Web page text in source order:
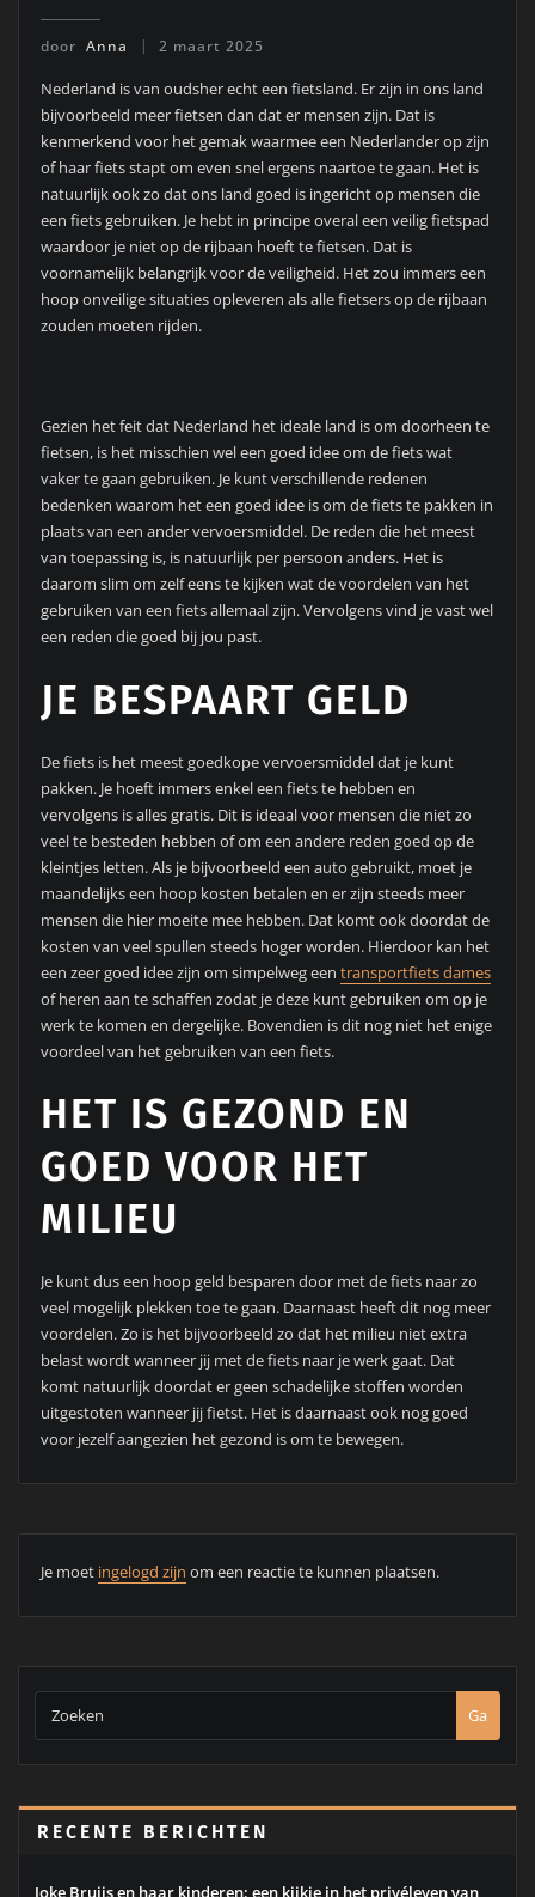
door Anna 2 maart 2025
Nederland is van oudsher echt een fietsland. Er zijn in ons land
bijvoorbeeld meer fietsen dan dat er mensen zijn. Dat is
kenmerkend voor het gemak waarmee een Nederlander op zijn
of haar fiets stapt om even snel ergens naartoe te gaan. Het is
natuurlijk ook zo dat ons land goed is ingericht op mensen die
een fiets gebruiken. Je hebt in principe overal een veilig fietspad
waardoor je niet op de rijbaan hoeft te fietsen. Dat is
voornamelijk belangrijk voor de veiligheid. Het zou immers een
hoop onveilige situaties opleveren als alle fietsers op de rijbaan
zouden moeten rijden.
Gezien het feit dat Nederland het ideale land is om doorheen te
fietsen, is het misschien wel een goed idee om de fiets wat
vaker te gaan gebruiken. Je kunt verschillende redenen
bedenken waarom het een goed idee is om de fiets te pakken in
plaats van een ander vervoersmiddel. De reden die het meest
van toepassing is, is natuurlijk per persoon anders. Het is
daarom slim om zelf eens te kijken wat de voordelen van het
gebruiken van een fiets allemaal zijn. Vervolgens vind je vast wel
een reden die goed bij jou past.
JE BESPAART GELD
De fiets is het meest goedkope vervoersmiddel dat je kunt
pakken. Je hoeft immers enkel een fiets te hebben en
vervolgens is alles gratis. Dit is ideaal voor mensen die niet zo
veel te besteden hebben of om een andere reden goed op de
kleintjes letten. Als je bijvoorbeeld een auto gebruikt, moet je
maandelijks een hoop kosten betalen en er zijn steeds meer
mensen die hier moeite mee hebben. Dat komt ook doordat de
kosten van veel spullen steeds hoger worden. Hierdoor kan het
een zeer goed idee zijn om simpelweg een transportfiets dames
of heren aan te schaffen zodat je deze kunt gebruiken om op je
werk te komen en dergelijke. Bovendien is dit nog niet het enige
voordeel van het gebruiken van een fiets.
HET IS GEZOND EN
GOED VOOR HET
MILIEU
Je kunt dus een hoop geld besparen door met de fiets naar zo
veel mogelijk plekken toe te gaan. Daarnaast heeft dit nog meer
voordelen. Zo is het bijvoorbeeld zo dat het milieu niet extra
belast wordt wanneer jij met de fiets naar je werk gaat. Dat
komt natuurlijk doordat er geen schadelijke stoffen worden
uitgestoten wanneer jij fietst. Het is daarnaast ook nog goed
voor jezelf aangezien het gezond is om te bewegen.
Je moet ingelogd zijn om een reactie te kunnen plaatsen.
Ga
RECENTE BERICHTEN
Joke Bruijs en haar kinderen: een kijkje in het privéleven van